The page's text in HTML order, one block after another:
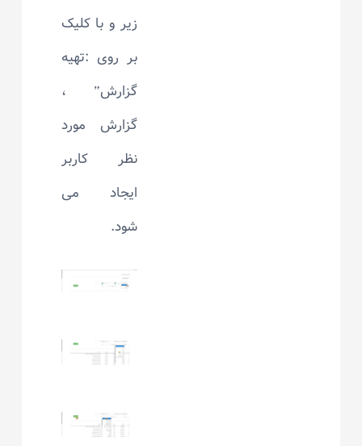
زیر و با کلیک
بر روی :تهیه
گزارش” ،
گزارش مورد
نظر کاربر
ایجاد می
شود.